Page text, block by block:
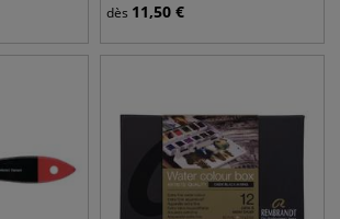
dès 11,50 €